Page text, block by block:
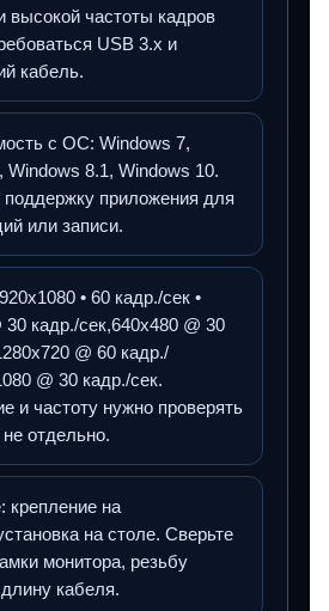
высокой частоты кадров
USB 3.x и
кабель.
с ОС: Windows 7,
Windows 8.1, Windows 10.
поддержку приложения для
или записи.
• 60 кадр./сек •
30 кадр./сек,640x480 @ 30
@ 60 кадр./
@ 30 кадр./сек.
и частоту нужно проверять
не отдельно.
крепление на
на столе. Сверьте
монитора, резьбу
кабеля.